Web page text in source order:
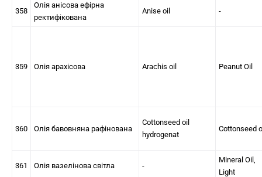
358
Олія анісова ефірна
ректифікована
Anise oil -
359 Олія арахісова Arachis oil Peanut Oil
360 Олія бавовняна рафінована
Cottonseed oil
hydrogenat
Cottonseed
361 Олія вазелінова світла -
Mineral Oil,
Light